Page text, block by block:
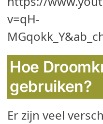
v=qH-
Hoe
gebruiken?
Er zijn veel